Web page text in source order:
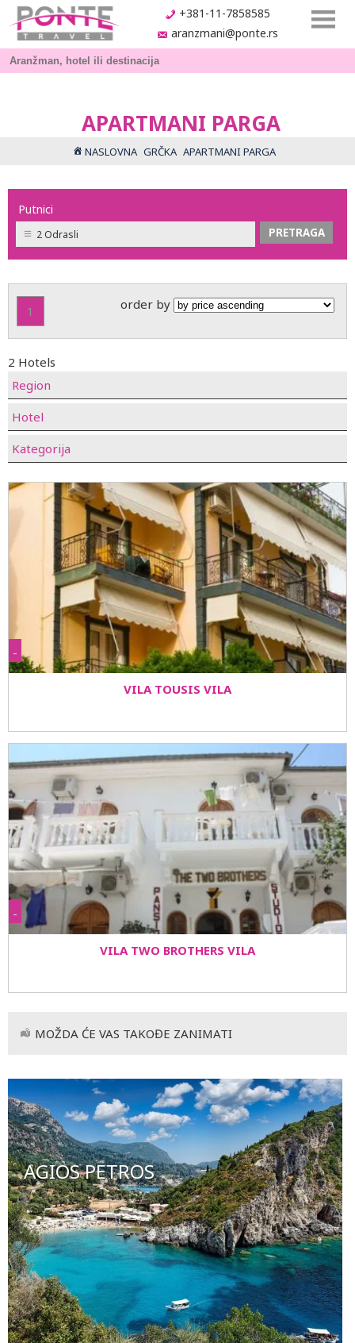
+381-11-7858585
aranzmani@ponte.rs
APARTMANI PARGA
NASLOVNA GRČKA APARTMANI PARGA
Putnici
2 Odrasli
1 order by
2 Hotels
Region
Hotel
Kategorija
-
VILA TOUSIS VILA
-
VILA TWO BROTHERS VILA
MOŽDA ĆE VAS TAKOĐE ZANIMATI
AGIOS PETROS